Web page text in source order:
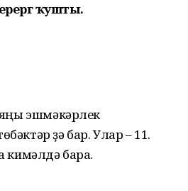
ҡушты.
яңы эшмәкәрлек
ҙә бар. Улар – 11.
кимәлдә бара.